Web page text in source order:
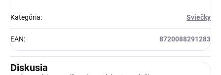
Kategória: Sviečky
EAN: 8720088291283
Diskusia